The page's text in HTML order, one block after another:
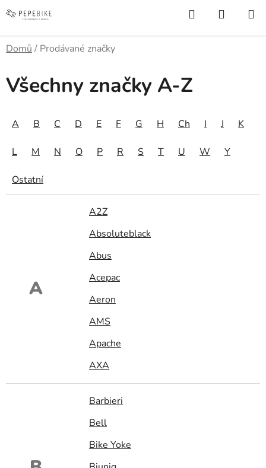
na
Hledat
KOŠÍK
Domů / Prodávané značky
Všechny značky A-Z
A B C D E F G H Ch I J K
L M N O P R S T U W Y
Ostatní
A
A2Z
Absoluteblack
Abus
Acepac
Aeron
AMS
Apache
AXA
Barbieri
Bell
Bike Yoke